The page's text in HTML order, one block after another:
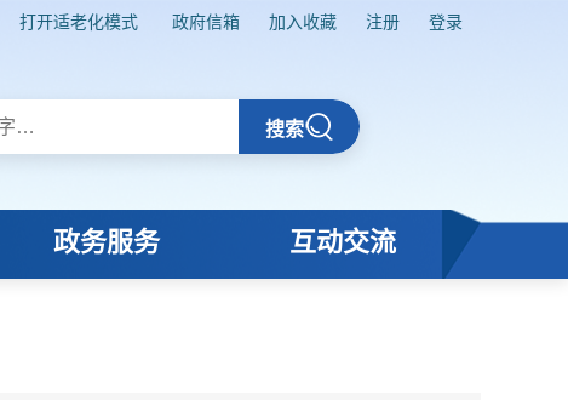
打开适老化模式 政府信箱 加入收藏 注册 登录
搜索
政务服务 互动交流